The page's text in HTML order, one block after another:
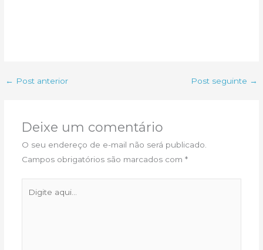
← Post anterior Post seguinte →
Deixe um comentário
O seu endereço de e-mail não será publicado.
Campos obrigatórios são marcados com *
aqui...